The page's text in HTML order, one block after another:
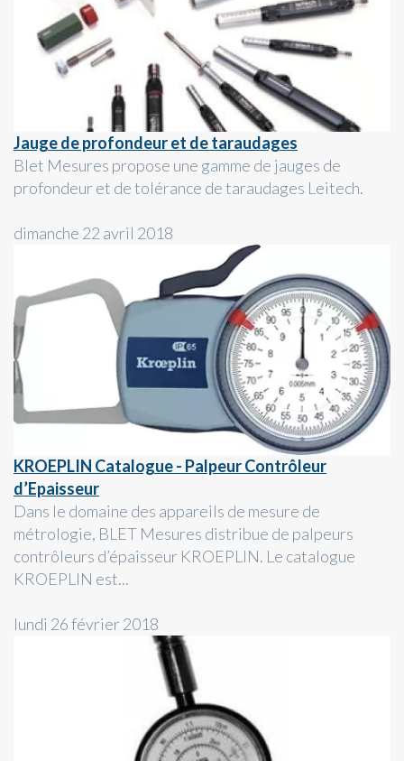
Jauge de profondeur et de taraudages
Blet Mesures propose une gamme de jauges de
profondeur et de tolérance de taraudages Leitech.
dimanche 22 avril 2018
KROEPLIN Catalogue - Palpeur Contrôleur
d’Epaisseur
Dans le domaine des appareils de mesure de
métrologie, BLET Mesures distribue de palpeurs
contrôleurs d’épaisseur KROEPLIN. Le catalogue
KROEPLIN est...
lundi 26 février 2018